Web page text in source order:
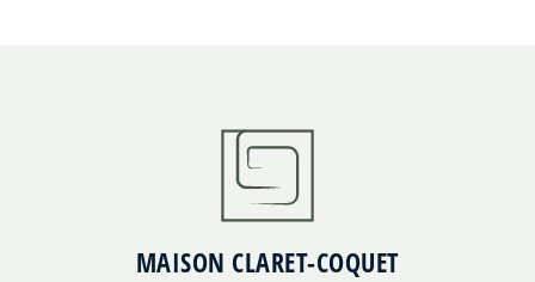
MAISON CLARET-COQUET